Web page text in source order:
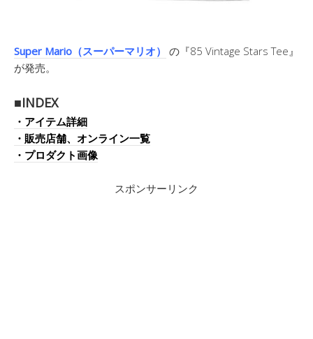
Super Mario（スーパーマリオ）
の『85 Vintage Stars Tee』
が発売。
■INDEX
・アイテム詳細
・販売店舗、オンライン一覧
・プロダクト画像
スポンサーリンク